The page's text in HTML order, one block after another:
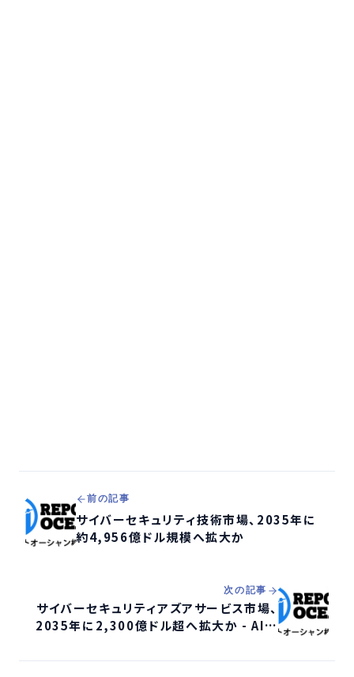
前の記事
サイバーセキュリティ技術市場、2035年に
約4,956億ドル規模へ拡大か
次の記事
サイバーセキュリティアズアサービス市場、
2035年に2,300億ドル超へ拡大か - AI活